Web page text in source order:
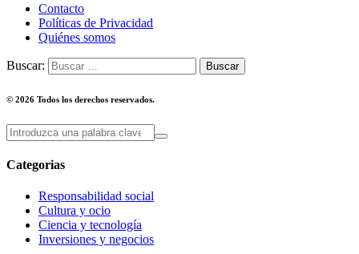
Contacto
Políticas de Privacidad
Quiénes somos
Buscar:
© 2026 Todos los derechos reservados.
Categorias
Responsabilidad social
Cultura y ocio
Ciencia y tecnología
Inversiones y negocios